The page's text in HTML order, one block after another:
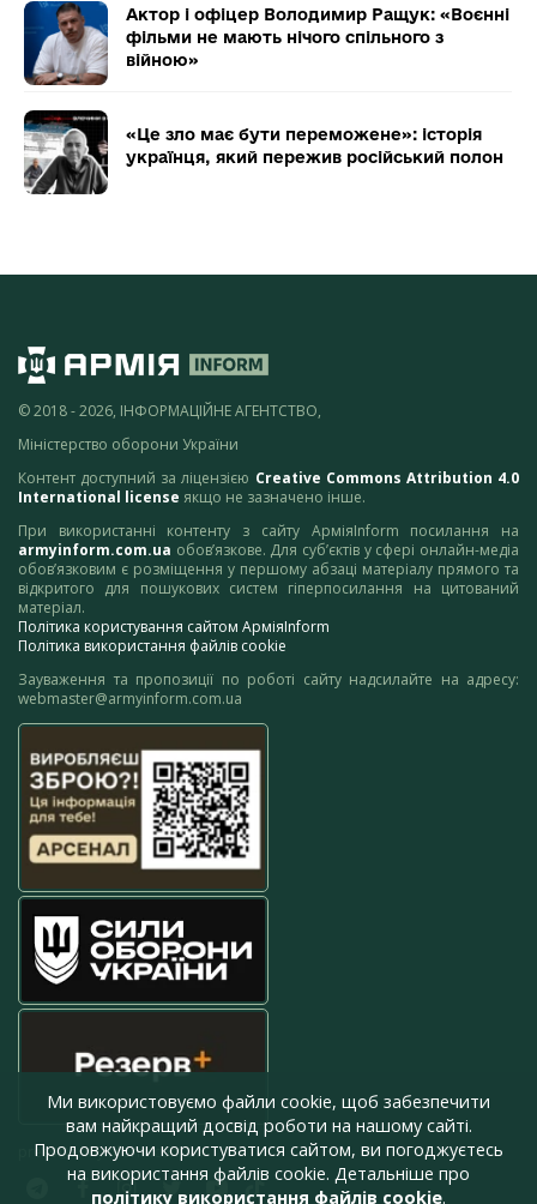
Актор і офіцер Володимир Ращук: «Воєнні
фільми не мають нічого спільного з
війною»
«Це зло має бути переможене»: історія
українця, який пережив російський полон
© 2018 - 2026, ІНФОРМАЦІЙНЕ АГЕНТСТВО,
Міністерство оборони України
Контент доступний за ліцензією Creative Commons Attribution 4.0
International license якщо не зазначено інше.
При використанні контенту з сайту АрміяInform посилання на
armyinform.com.ua обов’язкове. Для суб’єктів у сфері онлайн-медіа
обов’язковим є розміщення у першому абзаці матеріалу прямого та
відкритого для пошукових систем гіперпосилання на цитований
матеріал.
Політика користування сайтом АрміяInform
Політика використання файлів cookie
Зауваження та пропозиції по роботі сайту надсилайте на адресу:
webmaster@armyinform.com.ua
press@armyinform.com.ua
Ми використовуємо файли cookie, щоб забезпечити
вам найкращий досвід роботи на нашому сайті.
Продовжуючи користуватися сайтом, ви погоджуєтесь
на використання файлів cookie. Детальніше про
політику використання файлів cookie.